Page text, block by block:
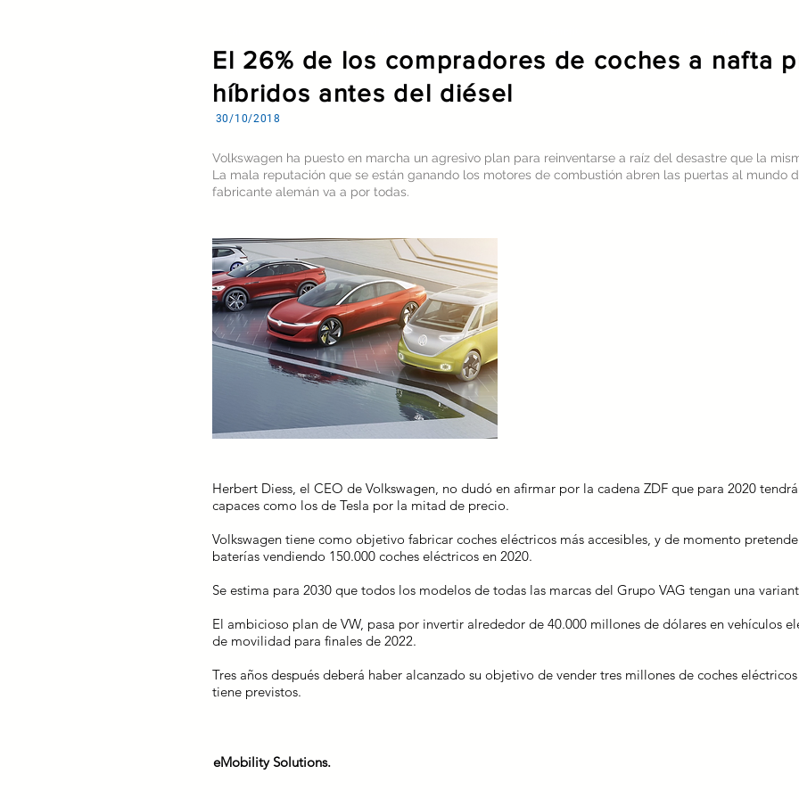
El 26% de los compradores de coches a nafta
híbridos antes del diésel
30/10/2018
Volkswagen ha puesto en marcha un agresivo plan para reinventarse a raíz del desastre que la
La mala reputación que se están ganando los motores de combustión abren las puertas al mundo
fabricante alemán va a por todas.
Herbert Diess, el CEO de Volkswagen, no dudó en afirmar por la cadena ZDF que para 2020
capaces como los de Tesla por la mitad de precio.
Volkswagen tiene como objetivo fabricar coches eléctricos más accesibles, y de momento pretende
baterías vendiendo 150.000 coches eléctricos en 2020.
Se estima para 2030 que todos los modelos de todas las marcas del Grupo VAG tengan una
El ambicioso plan de VW, pasa por invertir alrededor de 40.000 millones de dólares en vehículos
de movilidad para finales de 2022.
Tres años después deberá haber alcanzado su objetivo de vender tres millones de coches
tiene previstos.
eMobility Solutions.